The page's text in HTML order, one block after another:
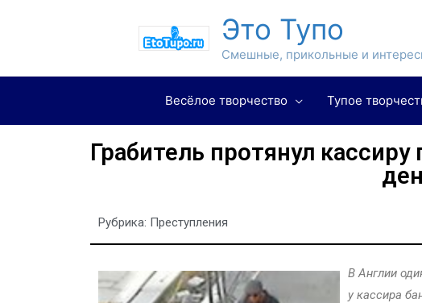
Это Тупо
Смешные, прикольные и
Весёлое творчество Тупое
Грабитель протянул
Рубрика: Преступления
В Англии
у кассира